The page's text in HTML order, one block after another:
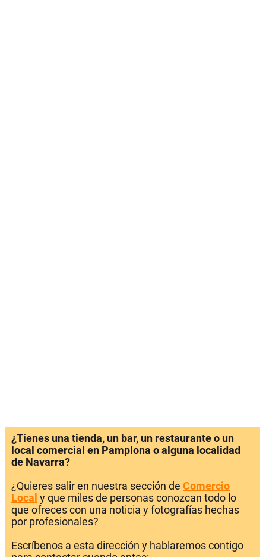
¿Tienes una tienda, un bar, un restaurante o un
local comercial en Pamplona o alguna localidad
de Navarra?
¿Quieres salir en nuestra sección de Comercio
Local y que miles de personas conozcan todo lo
que ofreces con una noticia y fotografías hechas
por profesionales?
Escríbenos a esta dirección y hablaremos contigo